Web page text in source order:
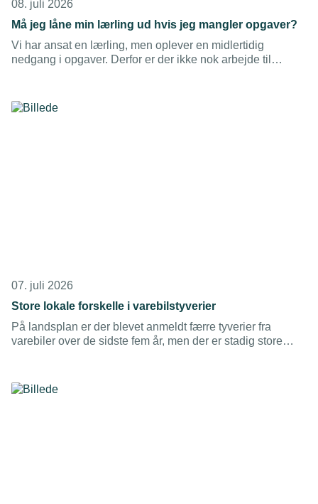
08. juli 2026
Må jeg låne min lærling ud hvis jeg mangler opgaver?
Vi har ansat en lærling, men oplever en midlertidig
nedgang i opgaver. Derfor er der ikke nok arbejde til
07. juli 2026
Store lokale forskelle i varebilstyverier
På landsplan er der blevet anmeldt færre tyverier fra
varebiler over de sidste fem år, men der er stadig store